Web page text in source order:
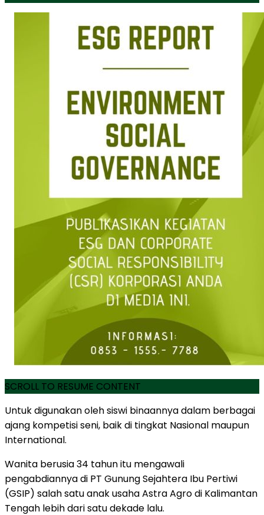
SCROLL TO RESUME CONTENT
Untuk digunakan oleh siswi binaannya dalam berbagai
ajang kompetisi seni, baik di tingkat Nasional maupun
International.
Wanita berusia 34 tahun itu mengawali
pengabdiannya di PT Gunung Sejahtera Ibu Pertiwi
(GSIP) salah satu anak usaha Astra Agro di Kalimantan
Tengah lebih dari satu dekade lalu.